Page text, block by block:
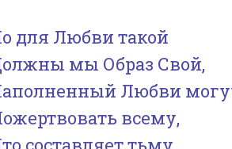
для Любви такой
мы Образ Свой,
Любви
всему,